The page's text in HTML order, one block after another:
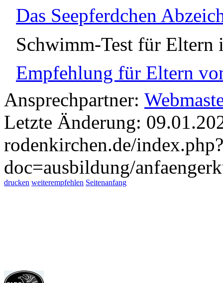
Das Seepferdchen
Schwimm-Test für
Empfehlung für Eltern
Ansprechpartner:
Letzte Änderung:
rodenkirchen.de/index.php?
doc=ausbildung/
drucken weiterempfehlen Seitenanfang